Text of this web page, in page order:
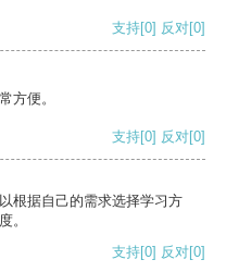
支持[0] 反对[0]
方便。
支持[0] 反对[0]
根据自己的需求选择学习方
。
支持[0] 反对[0]